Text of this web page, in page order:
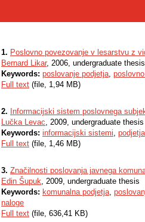
1. Poslovno povezovanje v lesarstvu z
Bernard Likar, 2006, undergraduate thesis
Keywords: poslovanje podjetja,
Full text (file, 1,94 MB)
2. Informacijski sistem poslovnega
Lučka Levac, 2009, undergraduate thesis
Keywords: informacijski sistemi, podjetja
Full text (file, 1,46 MB)
3. Značilnosti poslovanja javnega
Edin Šupuk, 2009, undergraduate thesis
Keywords: komunalna podjetja,
naloge
Full text (file, 636,41 KB)